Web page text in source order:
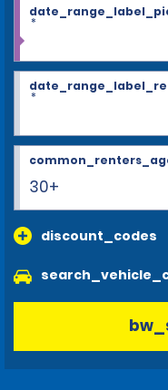
*
*
30+
discount_codes